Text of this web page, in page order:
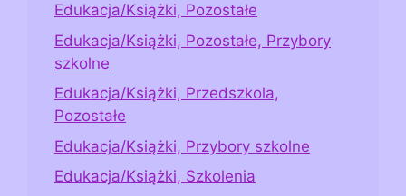
Edukacja/Książki, Pozostałe
Edukacja/Książki, Pozostałe, Przybory
szkolne
Edukacja/Książki, Przedszkola,
Pozostałe
Edukacja/Książki, Przybory szkolne
Edukacja/Książki, Szkolenia